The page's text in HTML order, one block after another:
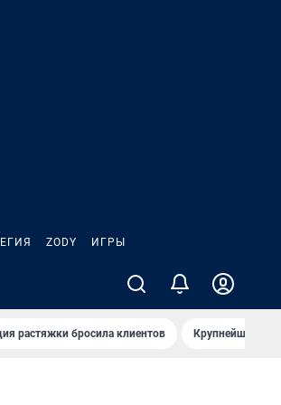
ZODY ИГРЫ
растяжки бросила клиентов Крупнейшие